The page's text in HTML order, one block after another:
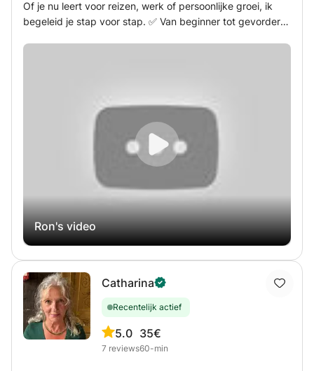
passen bij jouw niveau en behoeften. 😊 Echte
spreekpraktijk in elke les. 😊 Continue correctie van
uitspraak en fouten op een positieve manier. 😊 Meer
leert voor reizen, werk, studie of om met vrienden te
communiceren. Boek een proefles en we maken samen
een leerplan dat past bij jouw doelen en je helpt om stap
voor stap echte vooruitgang te boeken.
Of je nu leert voor reizen, werk of persoonlijke groei, ik
begeleid je stap voor stap. ✅ Van beginner tot gevorderd
Ron's video
Catharina
Recentelijk actief
5.0
7 reviews
35€
60-min